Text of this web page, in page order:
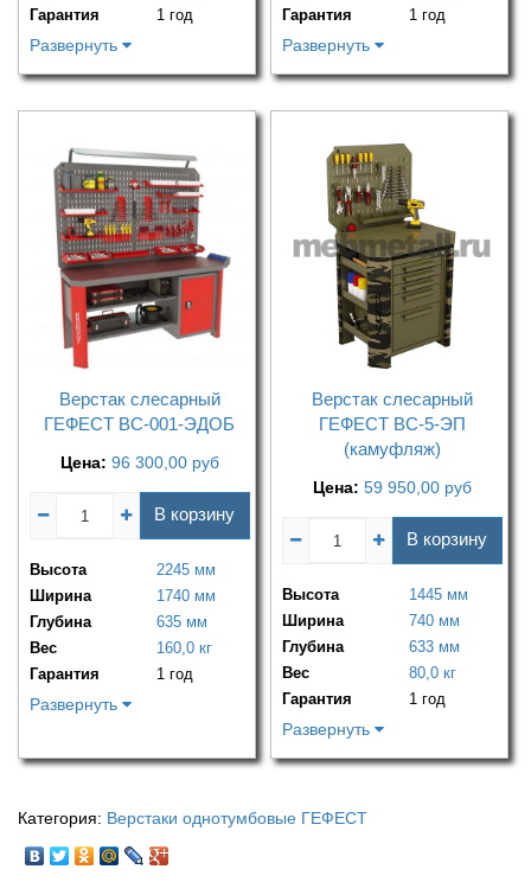
Гарантия
1 год
Развернуть
Гарантия
1 год
Развернуть
Верстак слесарный
ГЕФЕСТ ВС-001-ЭДОБ
Цена: 96 300,00 руб
В корзину
Высота
2245 мм
Ширина
1740 мм
Глубина
635 мм
Вес
160,0 кг
Гарантия
1 год
Развернуть
Верстак слесарный
ГЕФЕСТ ВС-5-ЭП
(камуфляж)
Цена: 59 950,00 руб
В корзину
Высота
1445 мм
Ширина
740 мм
Глубина
633 мм
Вес
80,0 кг
Гарантия
1 год
Развернуть
Категория: Верстаки однотумбовые ГЕФЕСТ